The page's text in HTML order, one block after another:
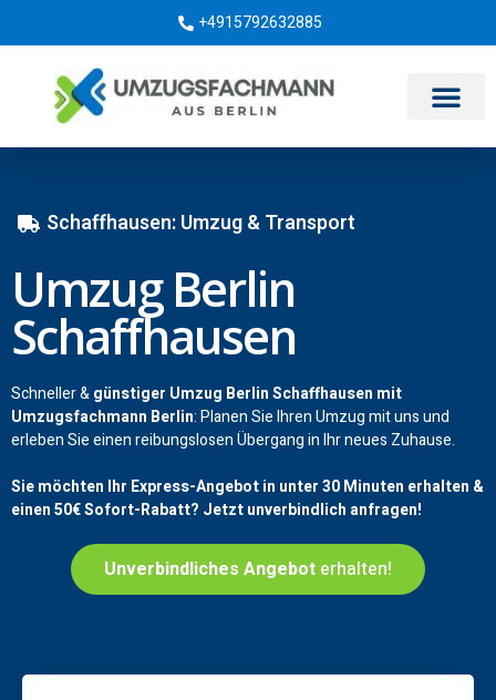
+4915792632885
Schaffhausen: Umzug & Transport
Umzug Berlin
Schaffhausen
Schneller &günstiger Umzug Berlin Schaffhausen mit
Umzugsfachmann Berlin: Planen Sie Ihren Umzug mit uns und
erleben Sie einen reibungslosen Übergang in Ihr neues Zuhause.
Sie möchten Ihr Express-Angebot in unter 30 Minuten erhalten &
einen50€Sofort-Rabatt? Jetzt unverbindlich anfragen!
Unverbindliches Angebot erhalten!